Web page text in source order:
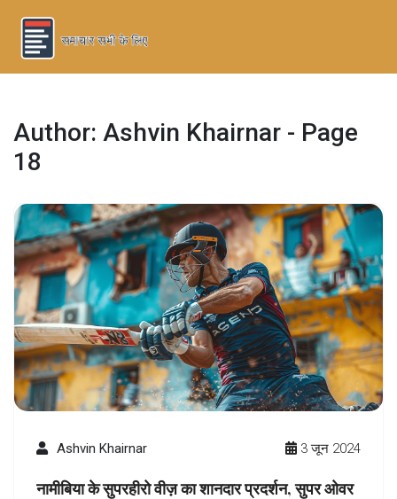
Author: Ashvin Khairnar - Page
18
Ashvin Khairnar 3 जून 2024
नामीबिया के सुपरहीरो वीज़ का शानदार प्रदर्शन, सुपर ओवर